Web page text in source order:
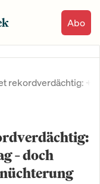
Abo
rekordverdächtig:
– doch